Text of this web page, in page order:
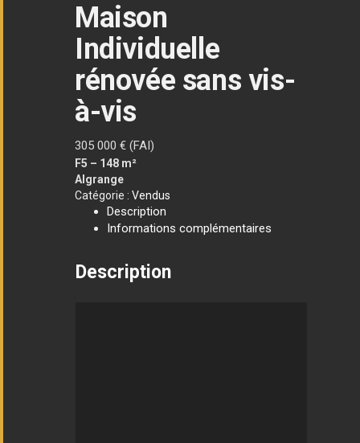
Maison
Individuelle
rénovée sans vis-
à-vis
305 000 € (FAI)
F5 – 148 m²
Algrange
Catégorie : Vendus
Description
Informations complémentaires
Description